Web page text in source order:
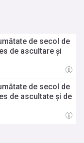
de secol de
de ascultare și
de secol de
de ascultate și de